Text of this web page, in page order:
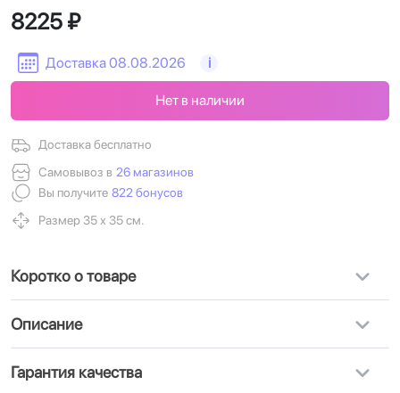
Доставка 08.08.2026 i
8225 ₽
Доставка бесплатно
Самовывоз в 26 магазинов
Вы получите 822 бонусов
Размер 35 х 35 см.
Нет в наличии
Коротко о товаре
Описание
Гарантия качества